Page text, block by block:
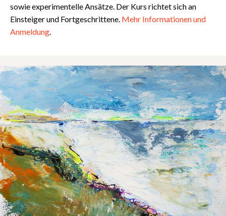
sowie experimentelle Ansätze. Der Kurs richtet sich an
Einsteiger und Fortgeschrittene. Mehr Informationenund
Anmeldung.